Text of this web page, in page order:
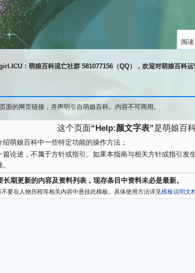
：萌娘百科流亡社群 581077156（QQ），欢迎对萌娘百科
的网页链接，并声明引自萌娘百科。内容不可商用。
这个页面“Help:颜文字表”是萌娘百
绍萌娘百科中一些特定功能的操作方法；
篇论述，不属于方针或指引。如果本指南与相关方针或指引发
长期更新的内容及资料列表，现存条目中资料未必是最新。
要在人物历程等相关内容中悬挂此模板。具体使用方法详见模板说明文
阅读